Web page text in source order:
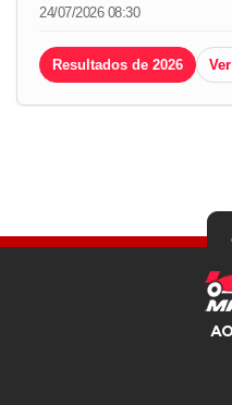
24/07/2026 08:30
Resultados de 2026